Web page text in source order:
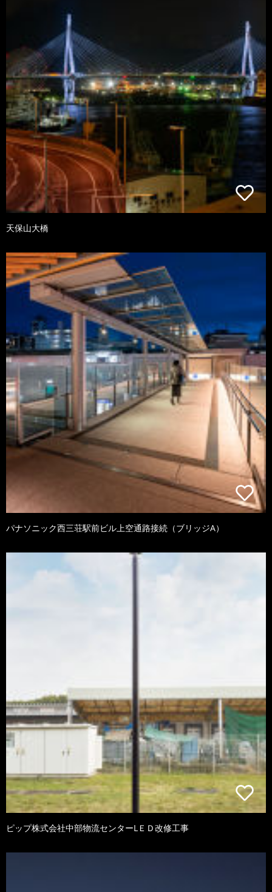
天保山大橋
パナソニック西三荘駅前ビル上空通路接続（ブリッジA）
ピップ株式会社中部物流センターLＥＤ改修工事